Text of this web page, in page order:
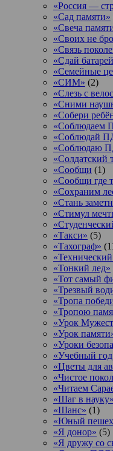
«Россия —
«Сад памяти»
«Свеча
«Своих не
«Связь
«Сдай
«Семейные
«СИМ» (2)
«Слезь с
«Сними
«Собери
«Соблюдаем
«Соблюдай
«Соблюдаю
«Солдатский
«Сообщи (1)
«Сообщи где
«Сохраним
«Стань
«Стимул
«Такси» (5)
«Тахограф»
«Тонкий лед»
«Тот самый
«Трезвый
«Тропа
«Тропою
«Урок
«Урок
«Уроки
«Учебный
«Цветы для
«Чистое
«Читаем
«Шаг в науку»
«Шанс» (1)
«Юный
«Я донор» (5)
«Я дружу со